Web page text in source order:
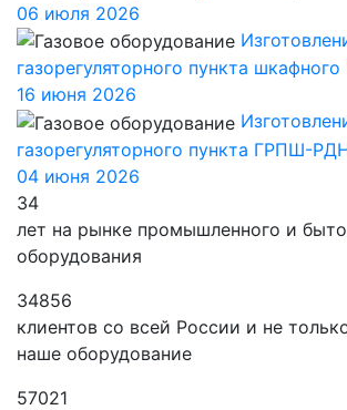
06 июля 2026
газорегуляторного пункта
16 июня 2026
газорегуляторного пункта ГРПШ-
04 июня 2026
35
лет на рынке промышленного и
оборудования
35880
клиентов со всей России и не
наше оборудование
58696